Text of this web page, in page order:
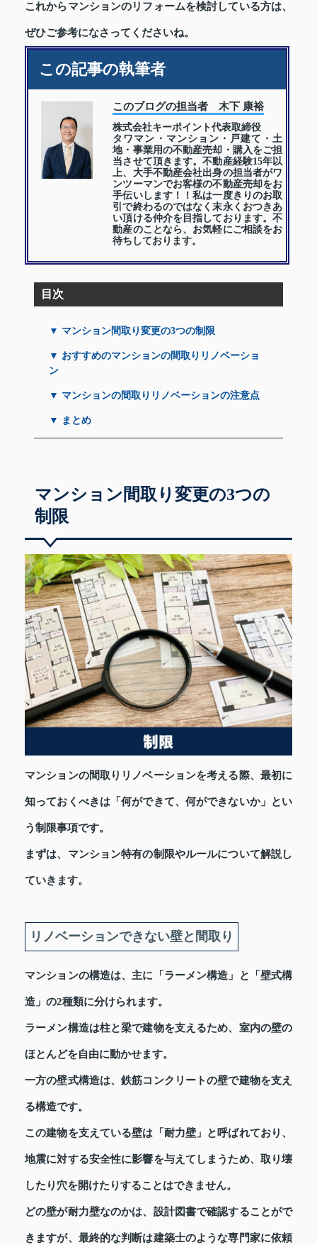
これからマンションのリフォームを検討している方は、
ぜひご参考になさってくださいね。
この記事の執筆者
このブログの担当者 木下 康裕
株式会社キーポイント代表取締役
タワマン・マンション・戸建て・土
地・事業用の不動産売却・購入をご担
当させて頂きます。不動産経験15年以
上、大手不動産会社出身の担当者がワ
ンツーマンでお客様の不動産売却をお
手伝いします！！私は一度きりのお取
引で終わるのではなく末永くおつきあ
い頂ける仲介を目指しております。不
動産のことなら、お気軽にご相談をお
待ちしております。
目次
▼ マンション間取り変更の3つの制限
▼ おすすめのマンションの間取りリノベーショ
ン
▼ マンションの間取りリノベーションの注意点
▼ まとめ
マンション間取り変更の3つの
制限
マンションの間取りリノベーションを考える際、最初に
知っておくべきは「何ができて、何ができないか」とい
う制限事項です。
まずは、マンション特有の制限やルールについて解説し
ていきます。
リノベーションできない壁と間取り
マンションの構造は、主に「ラーメン構造」と「壁式構
造」の2種類に分けられます。
ラーメン構造は柱と梁で建物を支えるため、室内の壁の
ほとんどを自由に動かせます。
一方の壁式構造は、鉄筋コンクリートの壁で建物を支え
る構造です。
この建物を支えている壁は「耐力壁」と呼ばれており、
地震に対する安全性に影響を与えてしまうため、取り壊
したり穴を開けたりすることはできません。
どの壁が耐力壁なのかは、設計図書で確認することがで
きますが、最終的な判断は建築士のような専門家に依頼